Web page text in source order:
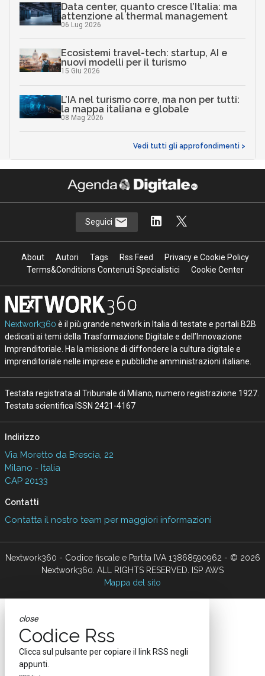
Data center, quanto cresce l’Italia: ma
attenzione al thermal management
06 Lug 2026
Ecosistemi travel-tech: startup, AI e
nuovi modelli per il turismo
15 Giu 2026
L’IA nel turismo corre, ma non per tutti:
la mappa italiana e globale
08 Mag 2026
Vedi tutti gli approfondimenti >
Seguici
About Autori Tags Rss Feed
Privacy e Cookie Policy
Terms&Conditions Contenuti Specialistici
Cookie Center
Nextwork360 è il più grande network in Italia di testate e portali B2B
dedicati ai temi della Trasformazione Digitale e dell’Innovazione
Imprenditoriale. Ha la missione di diffondere la cultura digitale e
imprenditoriale nelle imprese e pubbliche amministrazioni italiane.
Testata registrata al Tribunale di Milano, numero registrazione 1927.
Testata scientifica ISSN 2421-4167
Indirizzo
Via Moretto da Brescia, 22
Milano - Italia
CAP 20133
Contatti
Contatta il nostro team per maggiori informazioni
Nextwork360 - Codice fiscale e Partita IVA 13868590962 - © 2026
Nextwork360. ALL RIGHTS RESERVED. ISP AWS
Mappa del sito
close
Codice Rss
Clicca sul pulsante per copiare il link RSS negli
appunti.